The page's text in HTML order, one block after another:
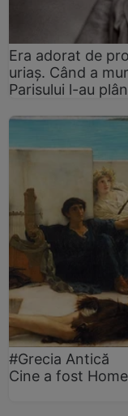
Era adorat de
uriaș. Când a
Parisului l-au
#Grecia Antică
Cine a fost